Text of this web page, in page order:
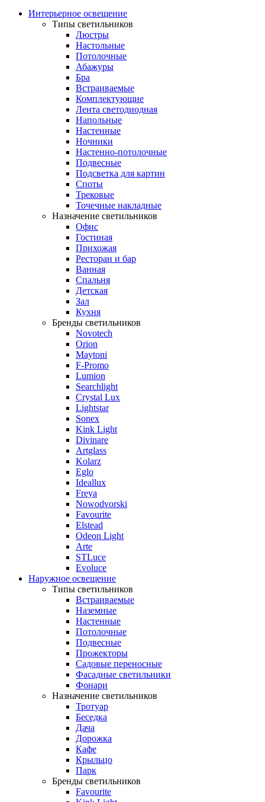
Интерьерное освещение
Типы светильников
Люстры
Настольные
Потолочные
Абажуры
Бра
Встраиваемые
Комплектующие
Лента светодиодная
Напольные
Настенные
Ночники
Настенно-потолочные
Подвесные
Подсветка для картин
Споты
Трековые
Точечные накладные
Назначение светильников
Офис
Гостиная
Прихожая
Ресторан и бар
Ванная
Спальня
Детская
Зал
Кухня
Бренды светильников
Novotech
Orion
Maytoni
F-Promo
Lumion
Searchlight
Crystal Lux
Lightstar
Sonex
Kink Light
Divinare
Artglass
Kolarz
Eglo
Ideallux
Freya
Nowodvorski
Favourite
Elstead
Odeon Light
Arte
STLuce
Evoluce
Наружное освещение
Типы светильников
Встраиваемые
Наземные
Настенные
Потолочные
Подвесные
Прожекторы
Садовые переносные
Фасадные светильники
Фонари
Назначение светильников
Тротуар
Беседка
Дача
Дорожка
Кафе
Крыльцо
Парк
Бренды светильников
Favourite